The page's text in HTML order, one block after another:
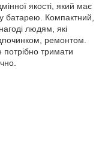
якості, який має
батарею. Компактний,
людям, які
ремонтом.
тримати